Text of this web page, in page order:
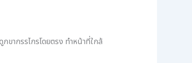
ขากรรไกรโดยตรง ทำหน้าที่ใกล้